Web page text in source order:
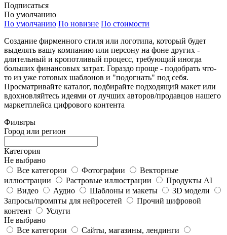
Подписаться
По умолчанию
По умолчанию По новизне По стоимости
Создание фирменного стиля или логотипа, который будет
выделять вашу компанию или персону на фоне других -
длительный и кропотливый процесс, требующий иногда
больших финансовых затрат. Гораздо проще - подобрать что-
то из уже готовых шаблонов и "подогнать" под себя.
Просматривайте каталог, подбирайте подходящий макет или
вдохновляйтесь идеями от лучших авторов/продавцов нашего
маркетплейса цифрового контента
Фильтры
Город или регион
Категория
Не выбрано
Все категории
Фотографии
Векторные
иллюстрации
Растровые иллюстрации
Продукты AI
Видео
Аудио Шаблоны и макеты
3D модели
Запросы/промпты для нейросетей
Прочий цифровой
контент
Услуги
Не выбрано
Все категории
Сайты, магазины, лендинги